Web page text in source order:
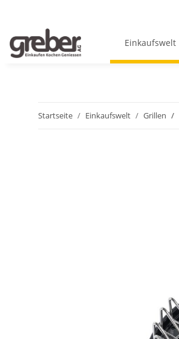
Einkaufswelt
Startseite Einkaufswelt Grillen